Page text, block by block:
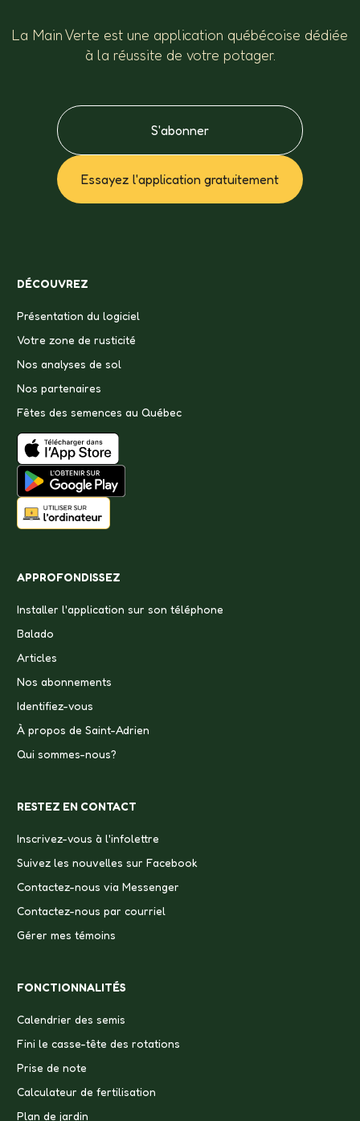
La Main Verte est une application québécoise dédiée
à la réussite de votre potager.
S'abonner
Essayez l'application gratuitement
DÉCOUVREZ
Présentation du logiciel
Votre zone de rusticité
Nos analyses de sol
Nos partenaires
Fêtes des semences au Québec
APPROFONDISSEZ
Installer l'application sur son téléphone
Balado
Articles
Nos abonnements
Identifiez-vous
À propos de Saint-Adrien
Qui sommes-nous?
RESTEZ EN CONTACT
Inscrivez-vous à l'infolettre
Suivez les nouvelles sur Facebook
Contactez-nous via Messenger
Contactez-nous par courriel
Gérer mes témoins
FONCTIONNALITÉS
Calendrier des semis
Fini le casse-tête des rotations
Prise de note
Calculateur de fertilisation
Plan de jardin